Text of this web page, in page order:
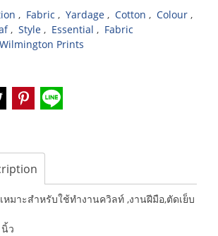
, Fabric , Yardage , Cotton , Colour ,
, Style , Essential , Fabric
Wilmington Prints
หมาะสำหรับใช้ทำงานควิลท์ ,งานฝีมือ,ตัดเย็บ
ว